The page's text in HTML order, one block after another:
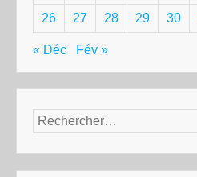
26 27 28 29 30
« Déc Fév »
Rechercher :